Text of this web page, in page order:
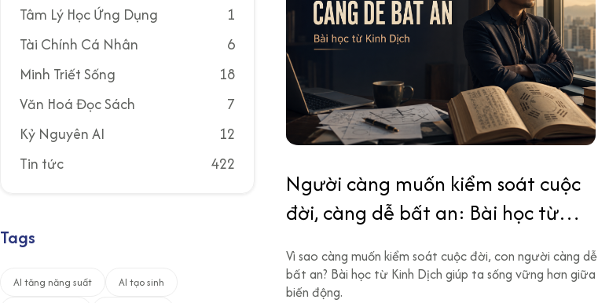
Tâm Lý Học Ứng Dụng
1
Tài Chính Cá Nhân
6
Minh Triết Sống
18
Văn Hoá Đọc Sách
7
Kỷ Nguyên AI
12
Tin tức
422
Tags
AI tăng năng suất
AI tạo sinh
Người càng muốn kiểm soát cuộc
đời, càng dễ bất an: Bài học từ
Vì sao càng muốn kiểm soát cuộc đời, con người càng dễ
bất an? Bài học từ Kinh Dịch giúp ta sống vững hơn giữa
biến động.